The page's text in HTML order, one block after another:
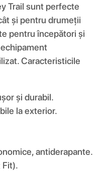
Trail sunt perfecte
și pentru drumeții
pentru începători și
Caracteristicile
și durabil.
la exterior.
antiderapante.
Fit).